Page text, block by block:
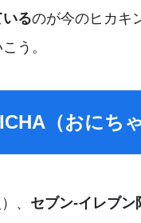
るのが今のヒカキ
う。
（おにち
、 セブン-イレブン